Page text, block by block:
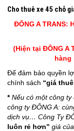
Cho thuê xe 45 chỗ
ĐÔNG A TRANS:
(Hiện tại ĐÔNG A
hàng
Để đảm bảo quyền
chính sách “giá
* Nếu có một công
công ty ĐÔNG A:
dịch vụ… Công Ty
luôn rẻ hơn” giá